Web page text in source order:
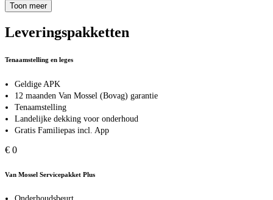
Toon meer
Leveringspakketten
Tenaamstelling en leges
Geldige APK
12 maanden Van Mossel (Bovag) garantie
Tenaamstelling
Landelijke dekking voor onderhoud
Gratis Familiepas incl. App
€ 0
Van Mossel Servicepakket Plus